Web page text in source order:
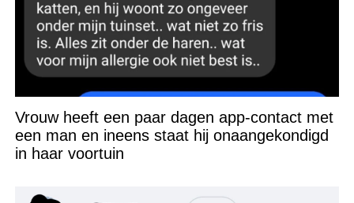
Vrouw heeft een paar dagen app-contact met
een man en ineens staat hij onaangekondigd
in haar voortuin